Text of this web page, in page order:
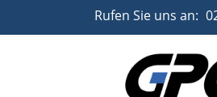
Rufen Sie uns an: